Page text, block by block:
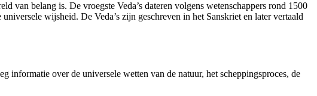
van belang is. De vroegste Veda’s dateren volgens wetenschappers rond 1500
wijsheid. De Veda’s zijn geschreven in het Sanskriet en later vertaald
informatie over de universele wetten van de natuur, het scheppingsproces, de